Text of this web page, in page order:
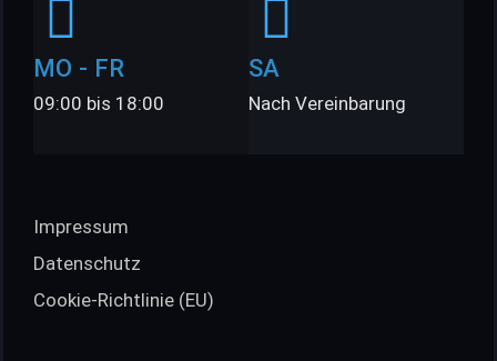
MO - FR
09:00 bis 18:00
SA
Nach Vereinbarung
Impressum
Datenschutz
Cookie-Richtlinie (EU)